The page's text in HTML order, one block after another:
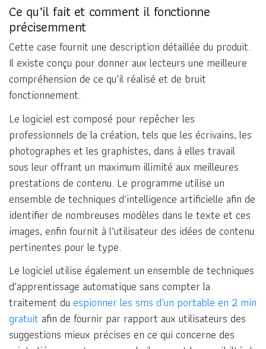
Ce qu’il fait et comment il fonctionne
précisemment
Cette case fournit une description détaillée du produit.
Il existe conçu pour donner aux lecteurs une meilleure
compréhension de ce qu’il réalisé et de bruit
fonctionnement.
Le logiciel est composé pour repêcher les
professionnels de la création, tels que les écrivains, les
photographes et les graphistes, dans à elles travail
sous leur offrant un maximum illimité aux meilleures
prestations de contenu. Le programme utilise un
ensemble de techniques d’intelligence artificielle afin de
identifier de nombreuses modèles dans le texte et ces
images, enfin fournit à l’utilisateur des idées de contenu
pertinentes pour le type.
Le logiciel utilise également un ensemble de techniques
d’apprentissage automatique sans compter la
traitement du espionner les sms d’un portable en 2 min
gratuit afin de fournir par rapport aux utilisateurs des
suggestions mieux précises en ce qui concerne des